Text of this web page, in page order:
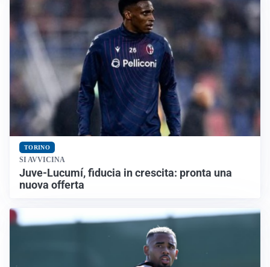
TORINO
SI AVVICINA
Juve-Lucumí, fiducia in crescita: pronta una
nuova offerta